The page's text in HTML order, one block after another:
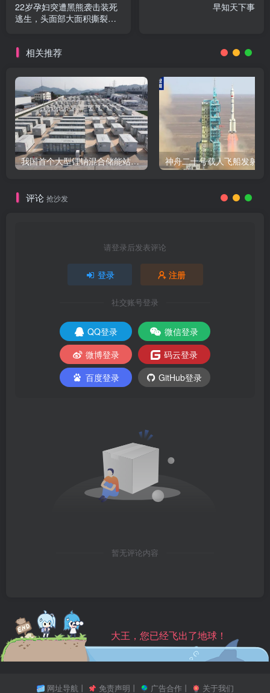
22岁孕妇突遭黑熊袭击装死
逃生，头面部大面积撕裂，
早知天下事
相关推荐
我国首个大型锂钠混合储能站投产，开启储能新时代
评论 抢沙发
请登录后发表评论
登录 注册
社交账号登录
QQ登录
微信登录
微博登录
码云登录
百度登录
GitHub登录
暂无评论内容
大王，您已经飞出了地球！
网址导航丨 免责声明 丨 广告合作丨 关于我们